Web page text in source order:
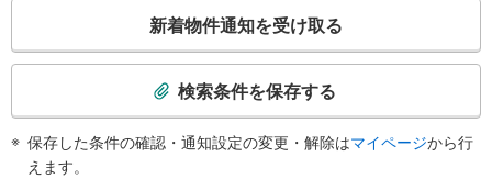
検
新着物件通知を受け取る
検索条件を保存する
保存した条件の確認・通知設定の変更・解除はマイページから行
えます。